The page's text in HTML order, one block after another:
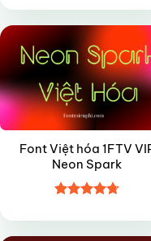
hạng4.95
5 sao
Font Việt hóa 1FTV
Neon Spark
hạng4.75
sao